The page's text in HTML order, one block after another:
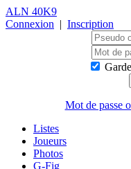
ALN 40K9
Connexion | Inscription
Mot de passe
Listes
Joueurs
Photos
G-Fig